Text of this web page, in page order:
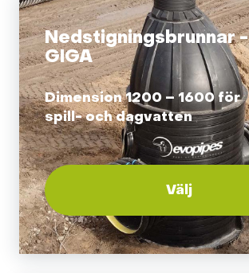
Nedstigningsbrunnar -
GIGA
Dimension 1200 – 1600 för
spill- och dagvatten
Välj